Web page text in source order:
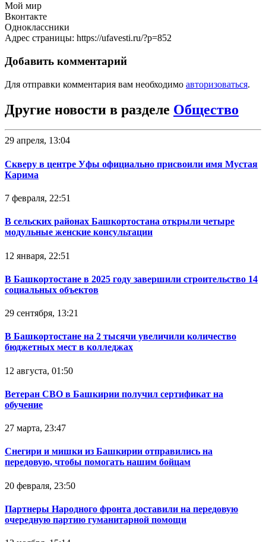
Мой мир
Вконтакте
Одноклассники
Адрес страницы: https://ufavesti.ru/?p=852
Добавить комментарий
Для отправки комментария вам необходимо авторизоваться.
Другие новости в разделе Общество
29 апреля, 13:04
Скверу в центре Уфы официально присвоили имя Мустая
Карима
7 февраля, 22:51
В сельских районах Башкортостана открыли четыре
модульные женские консультации
12 января, 22:51
В Башкортостане в 2025 году завершили строительство 14
социальных объектов
29 сентября, 13:21
В Башкортостане на 2 тысячи увеличили количество
бюджетных мест в колледжах
12 августа, 01:50
Ветеран СВО в Башкирии получил сертификат на
обучение
27 марта, 23:47
Снегири и мишки из Башкирии отправились на
передовую, чтобы помогать нашим бойцам
20 февраля, 23:50
Партнеры Народного фронта доставили на передовую
очередную партию гуманитарной помощи